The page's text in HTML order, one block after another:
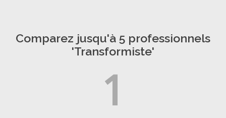
Comparez jusqu'à 5 professionnels
'Transformiste'
1